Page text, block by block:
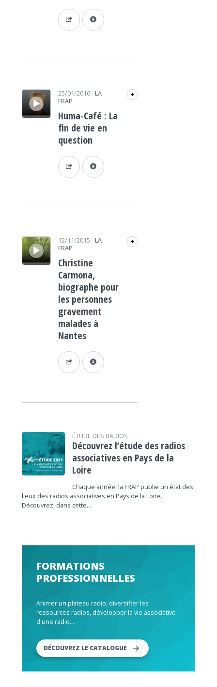
Lecteur audio 25/01/2016- LA
FRAP
+
Huma-Café : La
fin de vie en
question
Lecteur audio 12/11/2015 - LA
FRAP
+
Christine
Carmona,
biographe pour
les personnes
gravement
malades à
Nantes
ÉTUDE DES RADIOS
Découvrez l’étude des radios
associatives en Pays de la
Loire
Chaque année, la FRAP publie un état des
lieux des radios associatives en Pays de la Loire.
Découvrez, dans cette…
FORMATIONS
PROFESSIONNELLES
Animer un plateau radio, diversifier les
ressources radios, développer la vie associative
d'une radio...
DÉCOUVREZ LE CATALOGUE